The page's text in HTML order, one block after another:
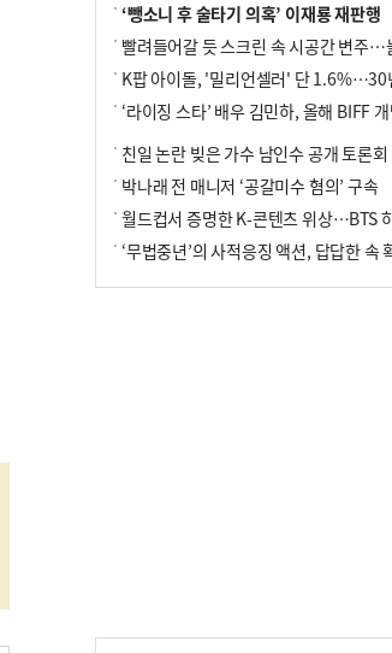
‘뺑소니 후 술타기 의혹’ 이재룡 재판행
박나래 전 매니저 ‘공갈미수 혐의’ 구속